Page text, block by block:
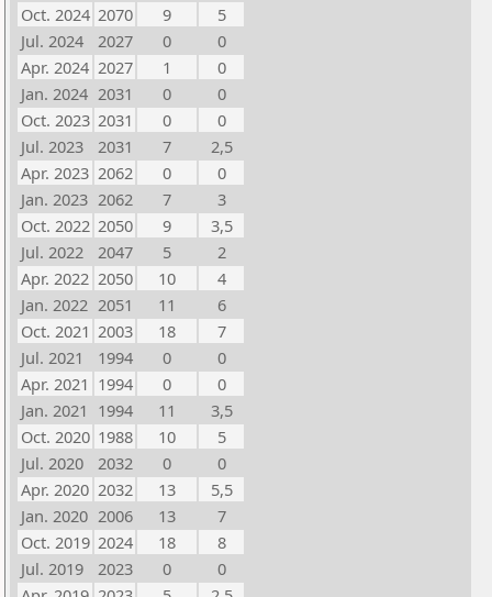
Oct. 2024 2070 9
5
Jul. 2024
2027 0
0
Apr. 2024 2027 1
0
Jan. 2024 2031 0
0
Oct. 2023 2031 0
0
Jul. 2023
2031 7
2,5
Apr. 2023 2062 0
0
Jan. 2023 2062 7
3
Oct. 2022 2050 9
3,5
Jul. 2022
2047 5
2
Apr. 2022 2050 10
4
Jan. 2022 2051 11
6
Oct. 2021 2003 18
7
Jul. 2021
1994 0
0
Apr. 2021 1994 0
0
Jan. 2021 1994 11
3,5
Oct. 2020 1988 10
5
Jul. 2020
2032 0
0
Apr. 2020 2032 13
5,5
Jan. 2020 2006 13
7
Oct. 2019 2024 18
8
Jul. 2019
2023 0
0